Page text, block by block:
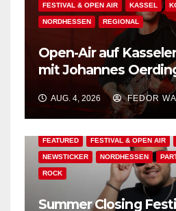
FESTIVAL & OPEN AIR KASSEL
NORDHESSEN REGIONAL
Open-Air auf
mit Johannes
Zusatzkontingent an
erhältlich!
AUG. 4, 2026 FEDOR
FEATURED FESTIVAL & OPEN AIR
NEWSTICKER NORDHESSEN
ROCK
Summer Closing